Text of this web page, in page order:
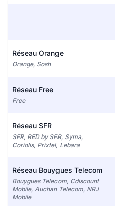
Réseau Orange
Orange, Sosh
Réseau Free
Free
Réseau SFR
SFR, RED by SFR, Syma,
Coriolis, Prixtel, Lebara
Réseau Bouygues Telecom
Bouygues Telecom, Cdiscount
Mobile, Auchan Telecom, NRJ
Mobile